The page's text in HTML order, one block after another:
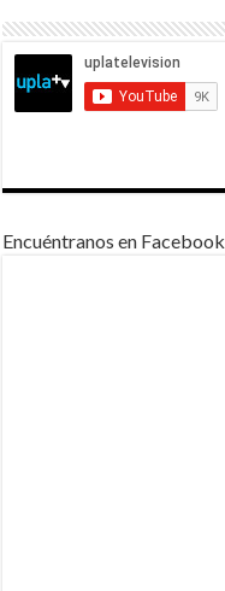
Encuéntranos en Facebook